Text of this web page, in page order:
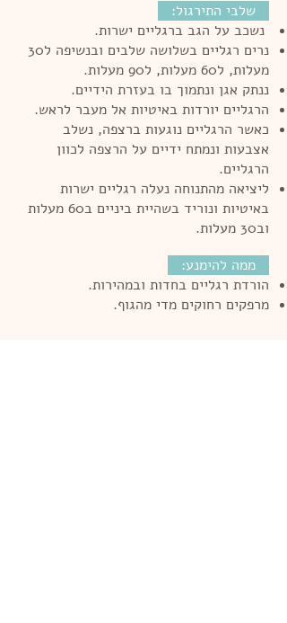
שלבי התירגול:
נשכב על הגב ברגליים ישרות.
נרים רגליים בשלושה שלבים ובנשיפה ל30
מעלות, ל60 מעלות, ל90 מעלות.
ננתק אגן ונתמוך בו בעזרת הידיים.
הרגליים יורדות באיטיות אל מעבר לראש.
כאשר הרגליים נוגעות ברצפה, נשלב
אצבעות ונמתח ידיים על הרצפה לכוון
הרגליים.
ליציאה מהתנוחה נעלה רגליים ישרות
באיטיות ונוריד בשהיית ביניים ב60 מעלות
וב30 מעלות.
ממה להימנע:
הורדת רגליים בחדות ובמהירות.
מרפקים רחוקים מדי מהגוף.